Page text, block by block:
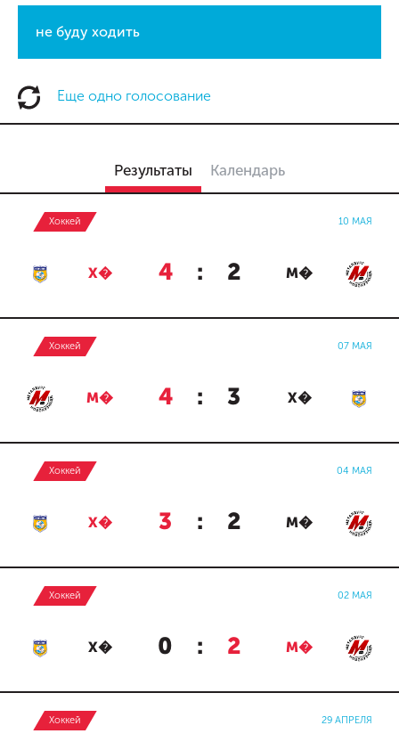
не буду ходить
Еще одно голосование
Результаты Календарь
Хоккей 10 МАЯ
Х� 4 : 2 М�
Хоккей 07 МАЯ
М� 4 : 3 Х�
Хоккей 04 МАЯ
Х� 3 : 2 М�
Хоккей 02 МАЯ
Х� 0 : 2 М�
Хоккей 29 АПРЕЛЯ